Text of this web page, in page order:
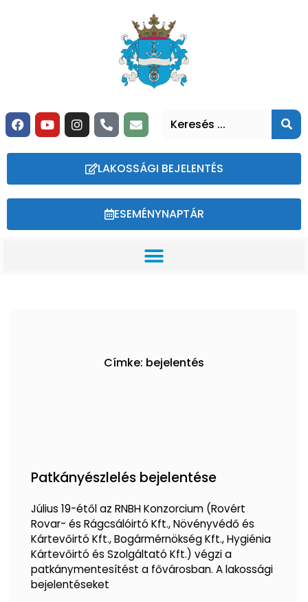
LAKOSSÁGI BEJELENTÉS
ESEMÉNYNAPTÁR
Címke: bejelentés
Patkányészlelés bejelentése
Július 19-étől az RNBH Konzorcium (Rovért
Rovar- és Rágcsálóirtó Kft., Növényvédő és
Kártevőirtó Kft., Bogármérnökség Kft., Hygiénia
Kártevőirtó és Szolgáltató Kft.) végzi a
patkánymentesítést a fővárosban. A lakossági
bejelentéseket